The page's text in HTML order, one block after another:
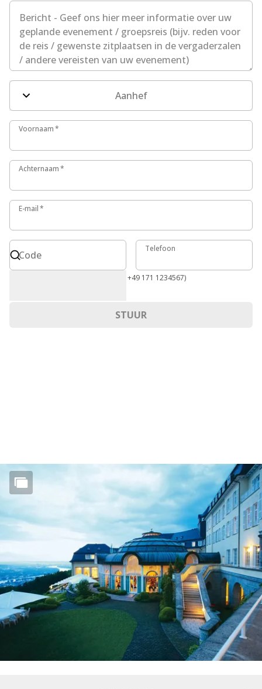
Bericht - Geef ons hier meer informatie over uw
Aanhef
Voornaam
Voornaam*
Achternaam
Achternaam*
E-mail
E-mail*
Code
Code
Telefoon
Telefoon
Internationaal formaat vereist (bijv. +49 171 1234567)
STUUR